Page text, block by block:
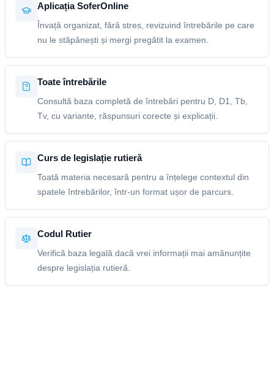
Aplicația SoferOnline
Învață organizat, fără stres, revizuind întrebările pe care
nu le stăpânești și mergi pregătit la examen.
Toate întrebările
Consultă baza completă de întrebări pentru D, D1, Tb,
Tv, cu variante, răspunsuri corecte și explicații.
Curs de legislație rutieră
Toată materia necesară pentru a înțelege contextul din
spatele întrebărilor, într-un format ușor de parcurs.
Codul Rutier
Verifică baza legală dacă vrei informații mai amănunțite
despre legislația rutieră.